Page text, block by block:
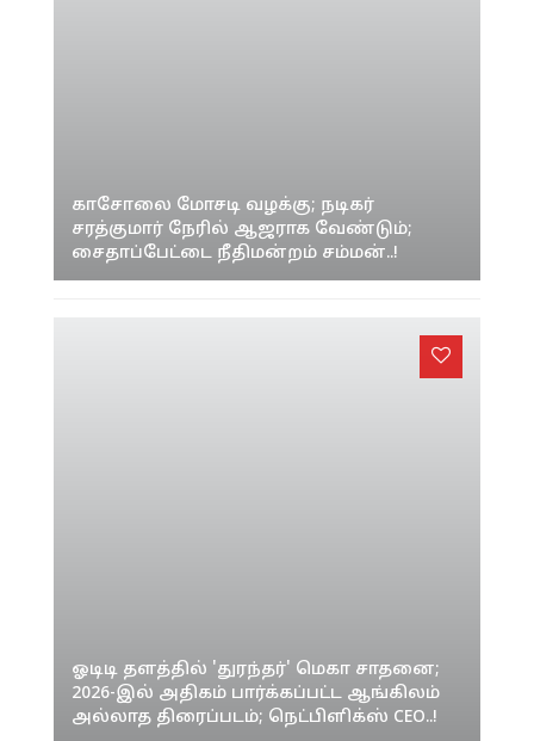
காசோலை மோசடி வழக்கு; நடிகர்
சரத்குமார் நேரில் ஆஜராக வேண்டும்;
சைதாப்பேட்டை நீதிமன்றம் சம்மன்..!
ஓடிடி தளத்தில் 'துரந்தர்' மெகா சாதனை;
2026-இல் அதிகம் பார்க்கப்பட்ட ஆங்கிலம்
அல்லாத திரைப்படம்; நெட்பிளிக்ஸ் CEO..!